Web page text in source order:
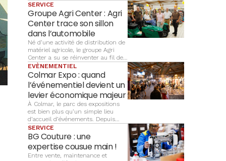
enfants
SERVICE
Groupe Agri Center : Agri
Center trace son sillon
dans l’automobile
Né d’une activité de distribution de
matériel agricole, le groupe Agri
Center a su se réinventer au fil des
décennies pour accompagner
l’évolution des besoins de ses
clients, notamment dans
l’automobile. Aujourd’hui,
l’entreprise familiale s’appuie sur
un réseau de 17 points de vente et
place plus que jamais le service de
proximité au cœur de sa stratégie.
EVÈNEMENTIEL
Colmar Expo : quand
l’événementiel devient un
levier économique majeur
À Colmar, le parc des expositions
est bien plus qu’un simple lieu
d’accueil d’événements. Depuis
plus de trente ans, Colmar Expo
organise et développe des
manifestations qui participent à
l’attractivité économique et
culturelle du territoire. Portée par la
SERVICE
BG Couture : une
expertise cousue main !
Entre vente, maintenance et